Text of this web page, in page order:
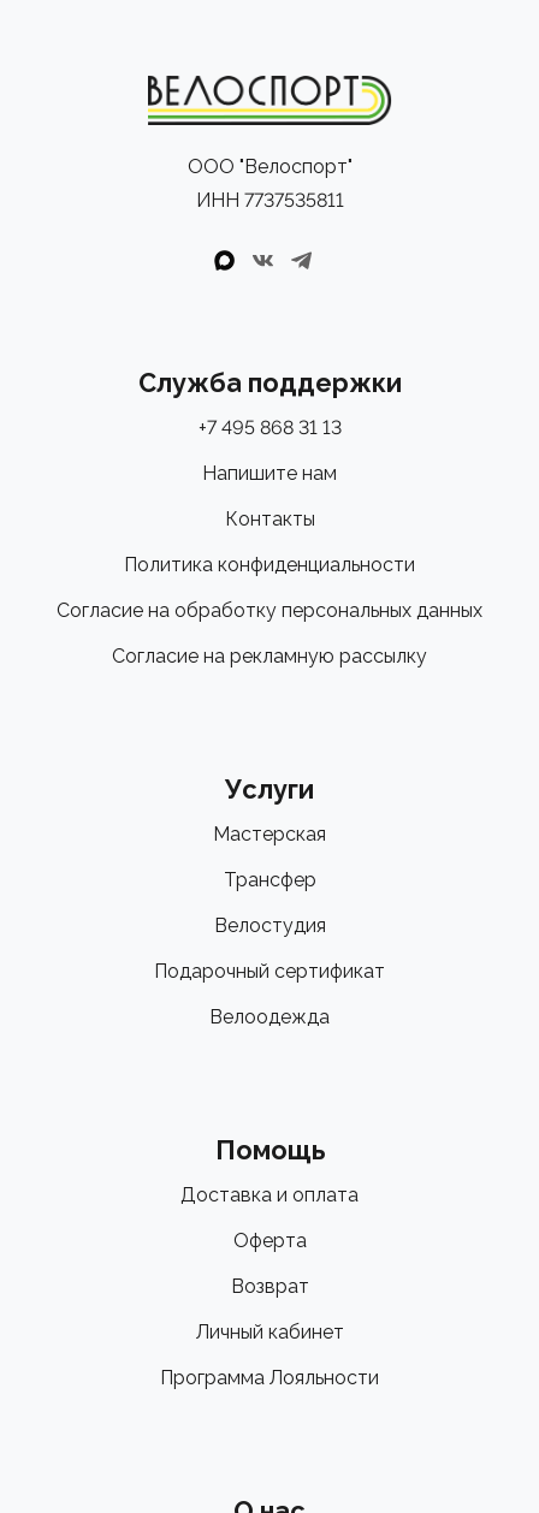
ООО "Велоспорт"
ИНН 7737535811
Служба поддержки
+7 495 868 31 13
Напишите нам
Контакты
Политика конфиденциальности
Согласие на обработку персональных данных
Согласие на рекламную рассылку
Услуги
Мастерская
Трансфер
Велостудия
Подарочный сертификат
Велоодежда
Помощь
Доставка и оплата
Оферта
Возврат
Личный кабинет
Программа Лояльности